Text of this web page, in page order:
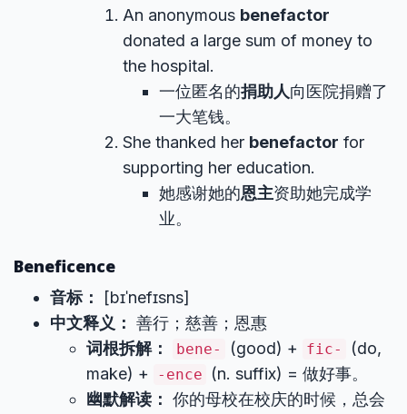
An anonymous benefactor
donated a large sum of money to
the hospital.
一位匿名的捐助人向医院捐赠了
一大笔钱。
She thanked her benefactor for
supporting her education.
她感谢她的恩主资助她完成学
业。
Beneficence
音标：
[bɪˈnefɪsns]
中文释义： 善行；慈善；恩惠
词根拆解：
bene- (good) + fic-
(do,
make) +
-ence
(n. suffix) = 做好事。
幽默解读： 你的母校在校庆的时候，总会